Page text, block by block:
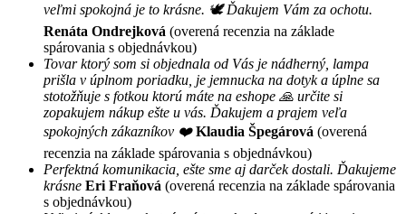
veľmi spokojná je to krásne. 🕊 Ďakujem Vám za ochotu.
Renáta Ondrejková (overená recenzia na základe
spárovania s objednávkou)
Tovar ktorý som si objednala od Vás je nádherný, lampa
prišla v úplnom poriadku, je jemnucka na dotyk a úplne sa
stotožňuje s fotkou ktorú máte na eshope 🙏 určite si
zopakujem nákup ešte u vás. Ďakujem a prajem veľa
spokojných zákazníkov ❤️ Klaudia Špegárová (overená
recenzia na základe spárovania s objednávkou)
Perfektná komunikacia, ešte sme aj darček dostali. Ďakujeme
krásne Eri Fraňová (overená recenzia na základe spárovania
s objednávkou)